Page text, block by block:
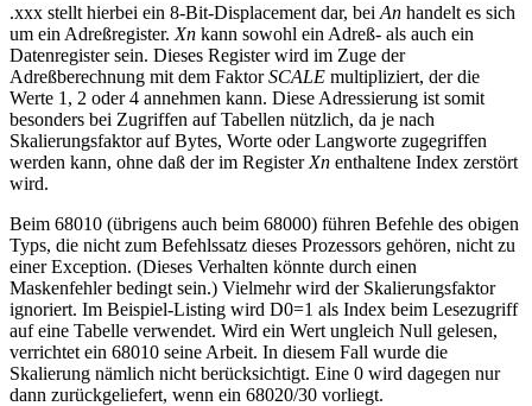
.xxx stellt hierbei ein 8-Bit-Displacement dar, bei An handelt es sich
um ein Adreßregister. Xn kann sowohl ein Adreß- als auch ein
Datenregister sein. Dieses Register wird im Zuge der
Adreßberechnung mit dem FaktorSCALE multipliziert, der die
Werte 1, 2 oder 4 annehmen kann. Diese Adressierung ist somit
besonders bei Zugriffen auf Tabellen nützlich, da je nach
Skalierungsfaktor auf Bytes, Worte oder Langworte zugegriffen
werden kann, ohne daß der im Register Xn enthaltene Index zerstört
wird.
Beim 68010 (übrigens auch beim 68000) führen Befehle des obigen
Typs, die nicht zum Befehlssatz dieses Prozessors gehören, nicht zu
einer Exception. (Dieses Verhalten könnte durch einen
Maskenfehler bedingt sein.) Vielmehr wird der Skalierungsfaktor
ignoriert. Im Beispiel-Listing wird D0=1 als Index beim Lesezugriff
auf eine Tabelle verwendet. Wird ein Wert ungleich Null gelesen,
verrichtet ein 68010 seine Arbeit. In diesem Fall wurde die
Skalierung nämlich nicht berücksichtigt. Eine 0 wird dagegen nur
dann zurückgeliefert, wenn ein 68020/30 vorliegt.